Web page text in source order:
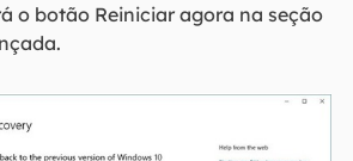
o botão Reiniciar agora na seção